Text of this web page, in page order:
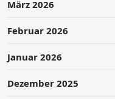
März 2026
Februar 2026
Januar 2026
Dezember 2025